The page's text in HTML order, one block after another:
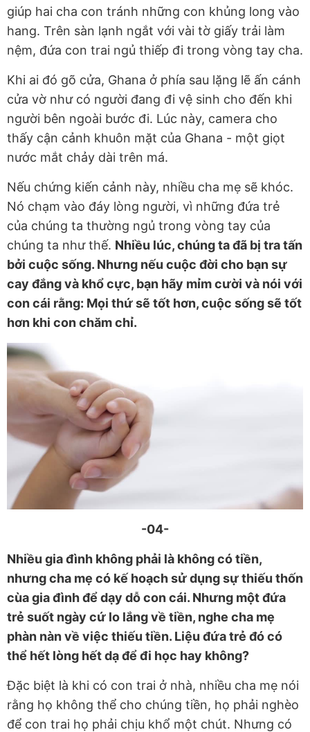
giúp hai cha con tránh những con khủng long vào
hang. Trên sàn lạnh ngắt với vài tờ giấy trải làm
nệm, đứa con trai ngủ thiếp đi trong vòng tay cha.
Khi ai đó gõ cửa, Ghana ở phía sau lặng lẽ ấn cánh
cửa vờ như có người đang đi vệ sinh cho đến khi
người bên ngoài bước đi. Lúc này, camera cho
thấy cận cảnh khuôn mặt của Ghana - một giọt
nước mắt chảy dài trên má.
Nếu chứng kiến cảnh này, nhiều cha mẹ sẽ khóc.
Nó chạm vào đáy lòng người, vì những đứa trẻ
của chúng ta thường ngủ trong vòng tay của
chúng ta như thế. Nhiều lúc, chúng ta đã bị tra tấn
bởi cuộc sống. Nhưng nếu cuộc đời cho bạn sự
cay đắng và khổ cực, bạn hãy mỉm cười và nói với
con cái rằng: Mọi thứ sẽ tốt hơn, cuộc sống sẽ tốt
hơn khi con chăm chỉ.
-04-
Nhiều gia đình không phải là không có tiền,
nhưng cha mẹ có kế hoạch sử dụng sự thiếu thốn
cùa gia đình để dạy dỗ con cái. Nhưng một đứa
trẻ suốt ngày cứ lo lắng về tiền, nghe cha mẹ
phàn nàn về việc thiếu tiền. Liệu đứa trẻ đó có
thể hết lòng hết dạ để đi học hay không?
Đặc biệt là khi có con trai ở nhà, nhiều cha mẹ nói
rằng họ không thể cho chúng tiền, họ phải nghèo
để con trai họ phải chịu khổ một chút. Nhưng có